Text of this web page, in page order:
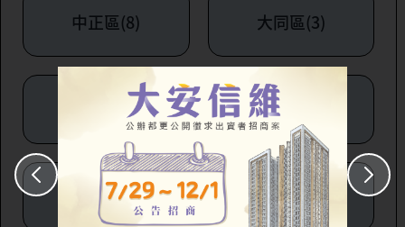
中正區(8) 大同區(3)
中山區(6) 松山區(1)
大安區(7) 萬華區(1)